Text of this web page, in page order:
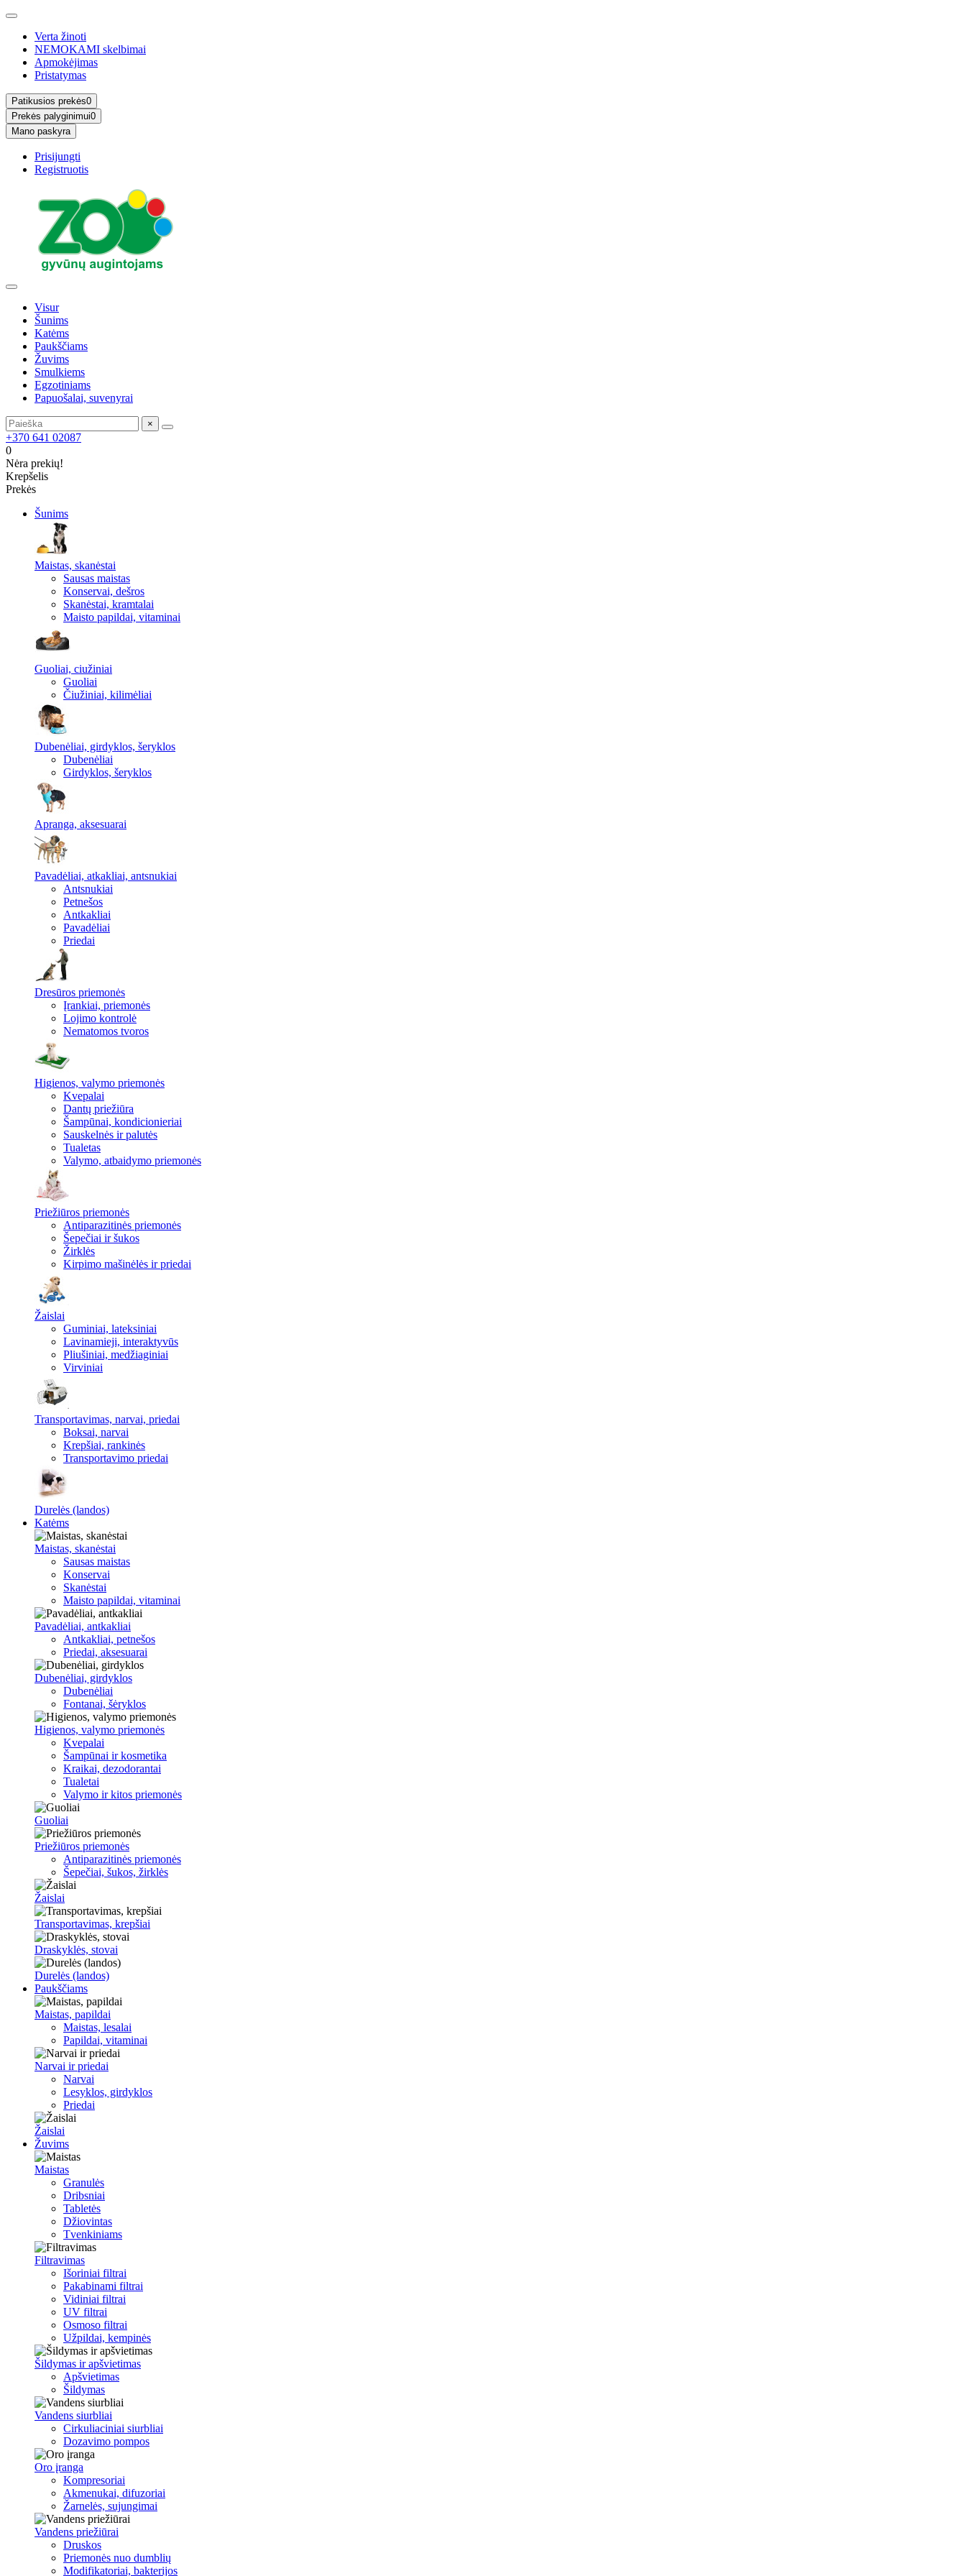
Verta žinoti
NEMOKAMI skelbimai
Apmokėjimas
Pristatymas
Patikusios prekės0
Prekės palyginimui0
Mano paskyra
Prisijungti
Registruotis
Visur
Šunims
Katėms
Paukščiams
Žuvims
Smulkiems
Egzotiniams
Papuošalai, suvenyrai
×
+370 641 02087
0
Nėra prekių!
Krepšelis
Prekės
Šunims
Maistas, skanėstai
Sausas maistas
Konservai, dešros
Skanėstai, kramtalai
Maisto papildai, vitaminai
Guoliai, ciužiniai
Guoliai
Čiužiniai, kilimėliai
Dubenėliai, girdyklos, šeryklos
Dubenėliai
Girdyklos, šeryklos
Apranga, aksesuarai
Pavadėliai, atkakliai, antsnukiai
Antsnukiai
Petnešos
Antkakliai
Pavadėliai
Priedai
Dresūros priemonės
Įrankiai, priemonės
Lojimo kontrolė
Nematomos tvoros
Higienos, valymo priemonės
Kvepalai
Dantų priežiūra
Šampūnai, kondicionieriai
Sauskelnės ir palutės
Tualetas
Valymo, atbaidymo priemonės
Priežiūros priemonės
Antiparazitinės priemonės
Šepečiai ir šukos
Žirklės
Kirpimo mašinėlės ir priedai
Žaislai
Guminiai, lateksiniai
Lavinamieji, interaktyvūs
Pliušiniai, medžiaginiai
Virviniai
Transportavimas, narvai, priedai
Boksai, narvai
Krepšiai, rankinės
Transportavimo priedai
Durelės (landos)
Katėms
Maistas, skanėstai
Sausas maistas
Konservai
Skanėstai
Maisto papildai, vitaminai
Pavadėliai, antkakliai
Antkakliai, petnešos
Priedai, aksesuarai
Dubenėliai, girdyklos
Dubenėliai
Fontanai, šėryklos
Higienos, valymo priemonės
Kvepalai
Šampūnai ir kosmetika
Kraikai, dezodorantai
Tualetai
Valymo ir kitos priemonės
Guoliai
Priežiūros priemonės
Antiparazitinės priemonės
Šepečiai, šukos, žirklės
Žaislai
Transportavimas, krepšiai
Draskyklės, stovai
Durelės (landos)
Paukščiams
Maistas, papildai
Maistas, lesalai
Papildai, vitaminai
Narvai ir priedai
Narvai
Lesyklos, girdyklos
Priedai
Žaislai
Žuvims
Maistas
Granulės
Dribsniai
Tabletės
Džiovintas
Tvenkiniams
Filtravimas
Išoriniai filtrai
Pakabinami filtrai
Vidiniai filtrai
UV filtrai
Osmoso filtrai
Užpildai, kempinės
Šildymas ir apšvietimas
Apšvietimas
Šildymas
Vandens siurbliai
Cirkuliaciniai siurbliai
Dozavimo pompos
Oro įranga
Kompresoriai
Akmenukai, difuzoriai
Žarnelės, sujungimai
Vandens priežiūrai
Druskos
Priemonės nuo dumblių
Modifikatoriai, bakterijos